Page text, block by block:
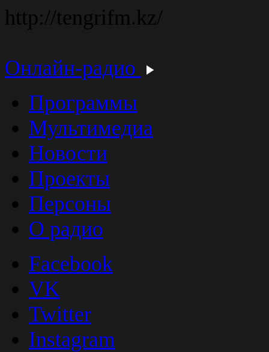
http://tengrifm.kz/
Онлайн-радио
Программы
Мультимедиа
Новости
Проекты
Персоны
О радио
Facebook
VK
Twitter
Instagram